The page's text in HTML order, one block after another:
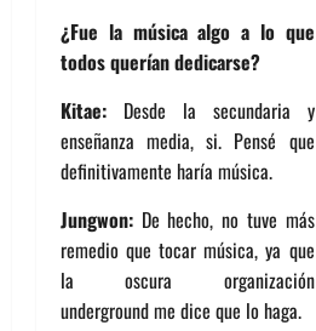
¿Fue la música algo a lo que
todos querían dedicarse?
Kitae: Desde la secundaria y
enseñanza media, si. Pensé que
definitivamente haría música.
Jungwon: De hecho, no tuve más
remedio que tocar música, ya que
la oscura organización
underground me dice que lo haga.